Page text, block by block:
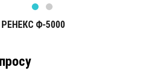
Ф-5000